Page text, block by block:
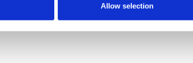
Allow selection